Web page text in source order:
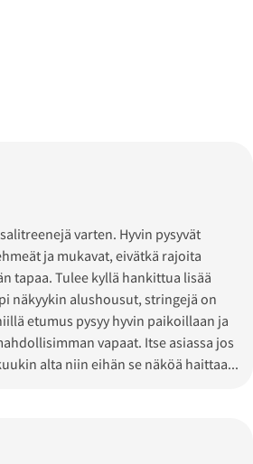
varten. Hyvin pysyvät
ja mukavat, eivätkä rajoita
tapaa. Tulee kyllä hankittua lisää
näkyykin alushousut, stringejä on
etumus pysyy hyvin paikoillaan ja
vapaat. Itse asiassa jos
alta niin eihän se näköä haittaa...